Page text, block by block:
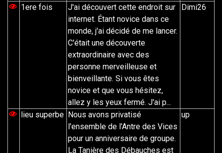
1ere fois
J'ai découvert cette endroit sur
internet. Étant novice dans ce
monde, j'ai décidé de me lancer.
C'était une découverte
extraordinaire avec des
personne merveilleuse et
bienveillante. Si vous êtes
novice et que vous hésitez,
allez y les yeux fermé. J'ai p...
Dimi26
lieu superbe Nous avons privatisé
l'ensemble de l'Antre des Vices
pour un anniversaire de groupe.
La Tanière des Débauches est
up